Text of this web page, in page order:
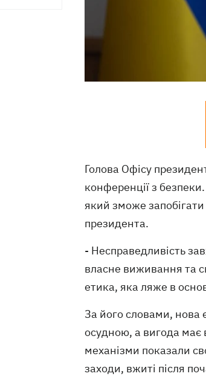
Голова Офісу
конференції з
який зможе запобігати
президента.
- Несправедливість
власне виживання та
етика, яка ляже в
За його словами, нова
осудною, а вигода має
механізми показали
заходи, вжиті після